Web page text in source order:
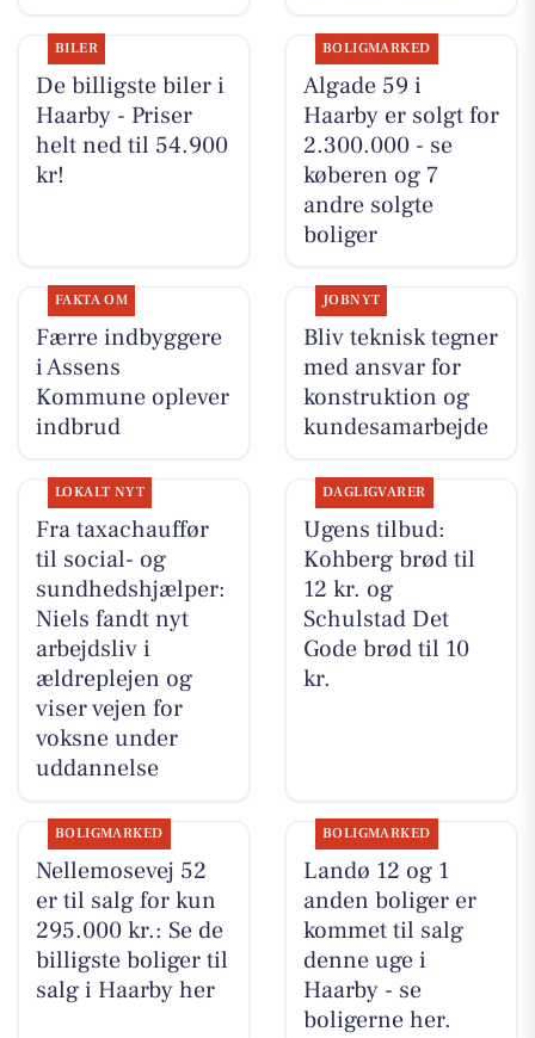
BILER
De billigste biler i
Haarby - Priser
helt ned til 54.900
kr!
BOLIGMARKED
Algade 59 i
Haarby er solgt for
2.300.000 - se
køberen og 7
andre solgte
boliger
FAKTA OM
Færre indbyggere
i Assens
Kommune oplever
indbrud
JOBNYT
Bliv teknisk tegner
med ansvar for
konstruktion og
kundesamarbejde
LOKALT NYT
Fra taxachauffør
til social- og
sundhedshjælper:
Niels fandt nyt
arbejdsliv i
ældreplejen og
viser vejen for
voksne under
uddannelse
DAGLIGVARER
Ugens tilbud:
Kohberg brød til
12 kr. og
Schulstad Det
Gode brød til 10
kr.
BOLIGMARKED
Nellemosevej 52
er til salg for kun
295.000 kr.: Se de
billigste boliger til
salg i Haarby her
BOLIGMARKED
Landø 12 og 1
anden boliger er
kommet til salg
denne uge i
Haarby - se
boligerne her.